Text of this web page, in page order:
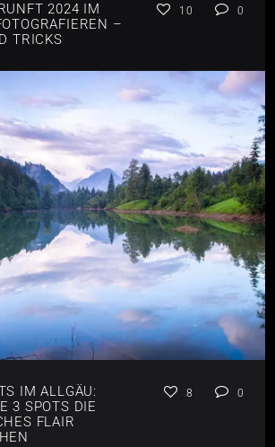
2024 IM
–
TRICKS
10 0
IM ALLGÄU:
3 SPOTS DIE
FLAIR
8 0